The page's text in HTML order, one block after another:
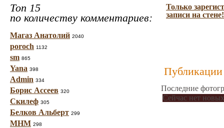
Топ 15
по количеству комментариев:
Магаз Анатолий 2040
poroch 1132
sm 865
Yana 398
Admin 334
Борис Ассеев 320
Скилеф 305
Белков Альберт 299
МНМ 298
Только
записи на стене!
Публикации
Последние
Сейчас нет